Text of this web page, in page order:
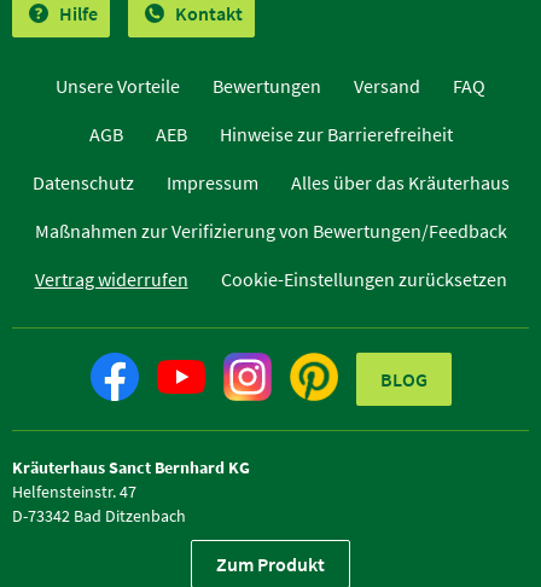
Zum Produkt
Hilfe Kontakt
Unsere Vorteile Bewertungen Versand
FAQ
AGB
AEB
Hinweise zur Barrierefreiheit
Datenschutz
Impressum
Alles über das Kräuterhaus
Maßnahmen zur Verifizierung von Bewertungen/Feedback
Vertrag widerrufen
Cookie-Einstellungen zurücksetzen
BLOG
Kräuterhaus Sanct Bernhard KG
Helfensteinstr. 47
D-73342 Bad Ditzenbach
Telefon +49 (0) 7334 / 9654-0
Telefax +49 (0) 7334 / 9654-44